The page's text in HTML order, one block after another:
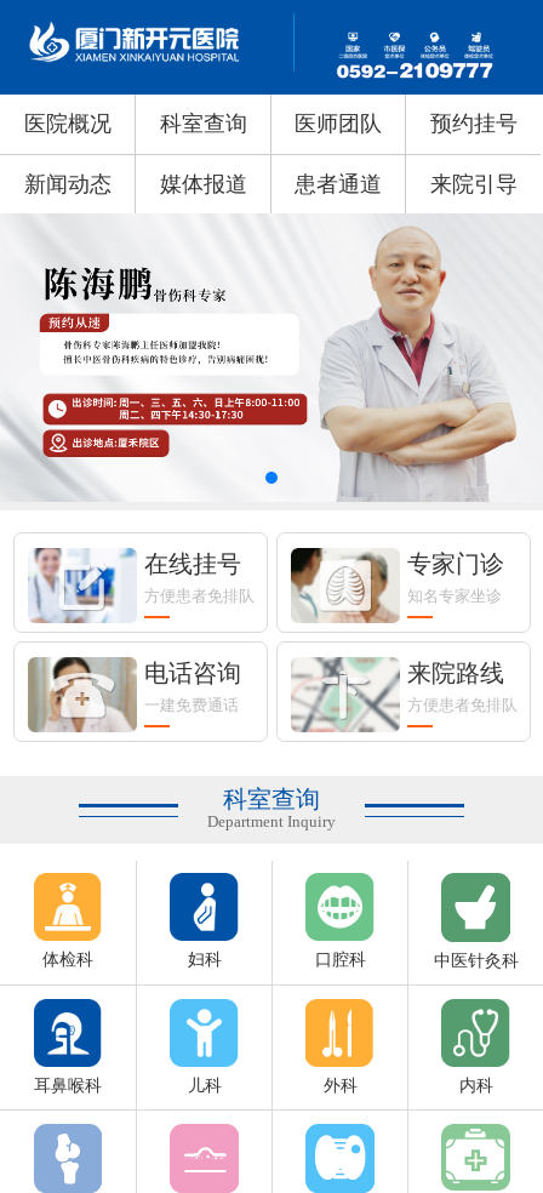
医院概况 科室查询 医师团队 预约挂号
新闻动态 媒体报道 患者通道 来院引导
在线挂号
方便患者免排队
专家门诊
知名专家坐诊
电话咨询
一建免费通话
来院路线
方便患者免排队
科室查询
Department Inquiry
体检科 妇科 口腔科 中医针灸科
耳鼻喉科 儿科 外科 内科